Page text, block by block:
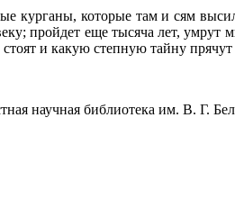
курганы, которые там и сям
пройдет еще тысяча лет, умрут
и какую степную тайну
библиотека им. В. Г.